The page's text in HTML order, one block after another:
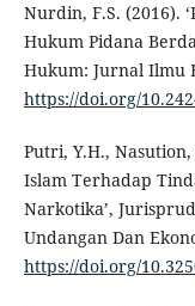
Nurdin, F.S. (2016).
Hukum Pidana
Hukum: Jurnal Ilmu
https://doi.org/
Putri, Y.H.,
Islam Terhadap
Narkotika’,
Undangan Dan
https://doi.org/